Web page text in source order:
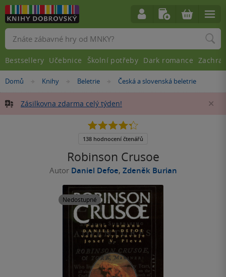
Nacházíte
zde:
Domů »
Knihy »
Beletrie »
Česká a slovenská beletrie
Zásilkovna zdarma celý týden!
Robinson Crusoe
Autor Daniel Defoe, Zdeněk Burian
Nedostupné
4.3
5
138 hodnocení čtenářů
Vyhledávání
Bestsellery Učebnice Školní potřeby Dark romance